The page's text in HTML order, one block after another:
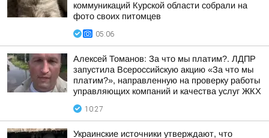
коммуникаций Курской области собрали на
фото своих питомцев
05:06
Алексей Томанов: За что мы платим?. ЛДПР
запустила Всероссийскую акцию «За что мы
платим?», направленную на проверку работы
управляющих компаний и качества услуг ЖКХ
10:27
Украинские источники утверждают, что